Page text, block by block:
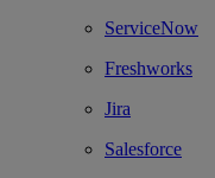
ServiceNow
Freshworks
Jira
Salesforce